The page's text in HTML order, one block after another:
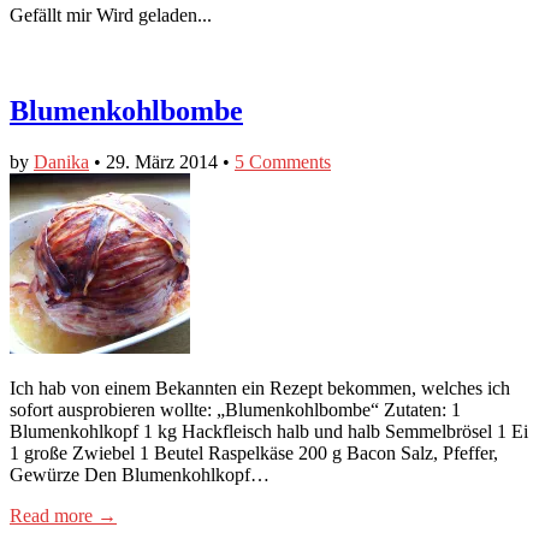
Gefällt mir Wird geladen...
Blumenkohlbombe
by Danika • 29. März 2014 • 5 Comments
Ich hab von einem Bekannten ein Rezept bekommen, welches ich
sofort ausprobieren wollte: „Blumenkohlbombe“ Zutaten: 1
Blumenkohlkopf 1 kg Hackfleisch halb und halb Semmelbrösel 1 Ei
1 große Zwiebel 1 Beutel Raspelkäse 200 g Bacon Salz, Pfeffer,
Gewürze Den Blumenkohlkopf…
Read more →